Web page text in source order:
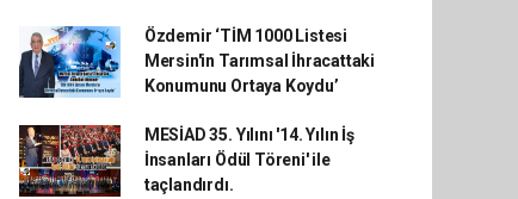
Özdemir ‘TİM 1000 Listesi
Mersin'in Tarımsal İhracattaki
Konumunu Ortaya Koydu’
MESİAD 35. Yılını '14. Yılın İş
İnsanları Ödül Töreni' ile
taçlandırdı.